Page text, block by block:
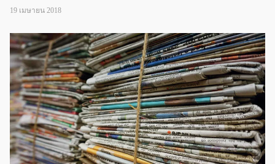
19 เมษายน 2018